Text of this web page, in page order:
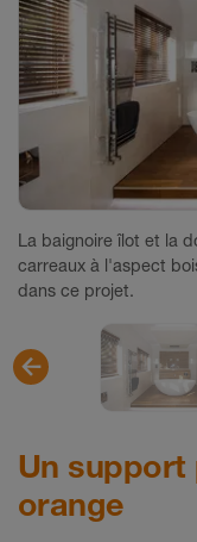
La baignoire îlot et la
carreaux à l'aspect
dans ce projet.
Un
orange